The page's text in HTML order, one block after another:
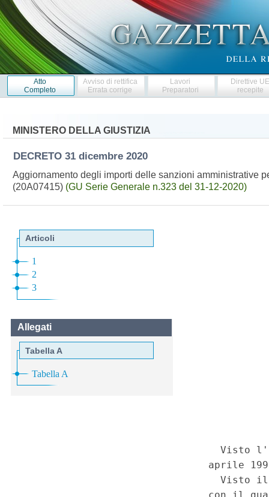
Atto
Completo
Avviso di rettifica
Errata corrige
Lavori
Preparatori
Direttive
recepite
MINISTERO DELLA GIUSTIZIA
DECRETO 31 dicembre 2020
Aggiornamento degli importi delle sanzioni amministrative
(20A07415) (GU Serie Generale n.323 del 31-12-2020)